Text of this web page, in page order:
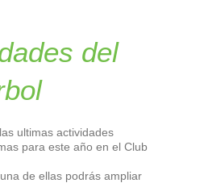
del
ultimas actividades
para este año en el Club
de ellas podrás ampliar